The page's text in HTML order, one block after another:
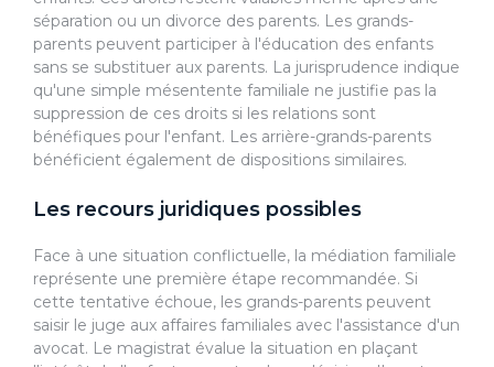
séparation ou un divorce des parents. Les grands-
parents peuvent participer à l'éducation des enfants
sans se substituer aux parents. La jurisprudence indique
qu'une simple mésentente familiale ne justifie pas la
suppression de ces droits si les relations sont
bénéfiques pour l'enfant. Les arrière-grands-parents
bénéficient également de dispositions similaires.
Les recours juridiques possibles
Face à une situation conflictuelle, la médiation familiale
représente une première étape recommandée. Si
cette tentative échoue, les grands-parents peuvent
saisir le juge aux affaires familiales avec l'assistance d'un
avocat. Le magistrat évalue la situation en plaçant